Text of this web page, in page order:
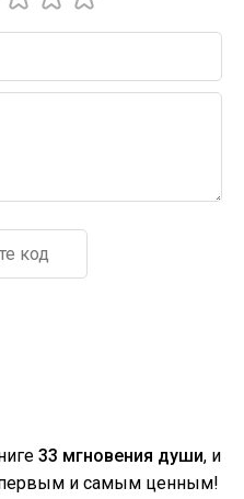
33 мгновения души, и
и самым ценным!